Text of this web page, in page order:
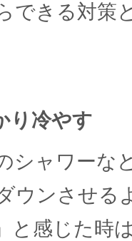
できる対策
り冷やす
シャワーな
ウンさせる
と感じた時